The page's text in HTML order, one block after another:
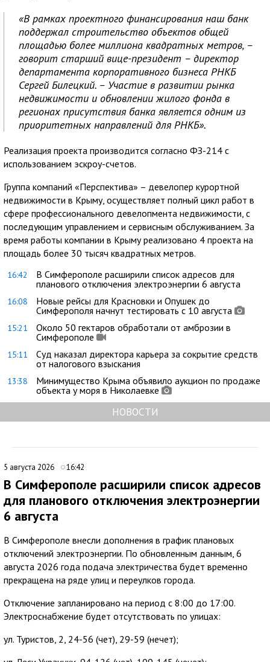
«В рамках проектного финансирования наш банк
поддержал строительство объектов общей
площадью более миллиона квадратных метров, –
говорит старший вице-президент – директор
департамента корпоративного бизнеса РНКБ
Сергей Билецкий. – Участие в развитии рынка
недвижимости и обновлении жилого фонда в
регионах присутствия банка является одним из
приоритетных направлений для РНКБ».
Реализация проекта производится согласно ФЗ-214 с
использованием эскроу-счетов.
Группа компаний «Перспектива» – девелопер курортной
недвижимости в Крыму, осуществляет полный цикл работ в
сфере профессионального девелопмента недвижимости, с
последующим управлением и сервисным обслуживанием. За
время работы компании в Крыму реализовано 4 проекта на
площадь более 30 тысяч квадратных метров.
16:42
В Симферополе расширили список адресов для
планового отключения электроэнергии 6 августа
16:08
Новые рейсы для Красновки и Опушек до
Симферополя начнут тестировать с 10 августа
15:21
Около 50 гектаров обработали от амброзии в
Симферополе
15:11
Суд наказал директора карьера за сокрытие средств
от налогового взыскания
13:38
Минимущество Крыма объявило аукцион по продаже
объекта у моря в Николаевке
НОВОСТИ
5 августа 2026 16:42
В Симферополе расширили список адресов
для планового отключения электроэнергии
6 августа
В Симферополе внесли дополнения в график плановых
отключений электроэнергии. По обновленным данным, 6
августа 2026 года подача электричества будет временно
прекращена на ряде улиц и переулков города.
Отключение запланировано на период с 8:00 до 17:00.
Электроснабжение будет отсутствовать по улицах:
ул. Туристов, 2, 24-56 (чет), 29-59 (нечет);